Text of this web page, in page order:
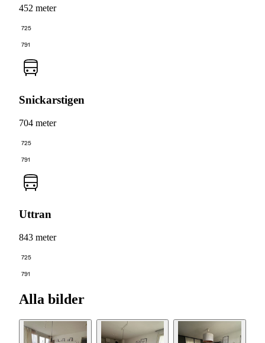
452 meter
725
791
Snickarstigen
704 meter
725
791
Uttran
843 meter
725
791
Alla bilder